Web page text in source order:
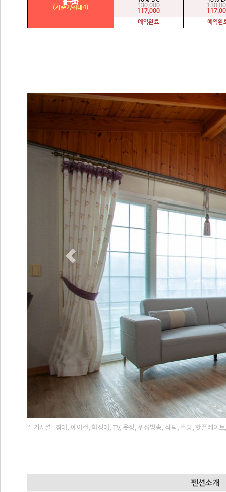
집기시설 : 침대, 에어컨, 화장대, TV, 옷장, 위성방송, 식탁, 주방, 핫플레